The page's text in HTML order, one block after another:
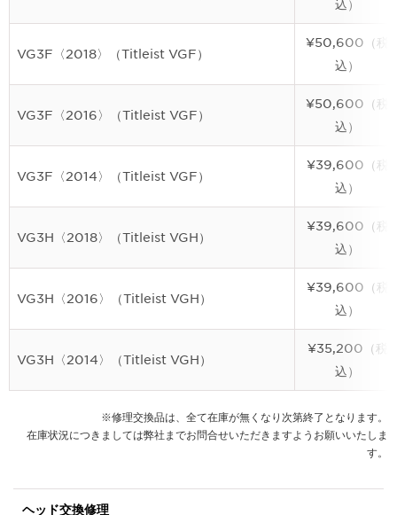
込）
VG3F〈2018〉（Titleist VGF）
¥50,600（税
込）
VG3F〈2016〉（Titleist VGF）
¥50,600（税
込）
VG3F〈2014〉（Titleist VGF）
¥39,600（税
込）
VG3H〈2018〉（Titleist VGH）
¥39,600（税
込）
VG3H〈2016〉（Titleist VGH）
¥39,600（税
込）
VG3H〈2014〉（Titleist VGH）
¥35,200（税
込）
※修理交換品は、全て在庫が無くなり次第終了となります。
在庫状況につきましては弊社までお問合せいただきますようお願いいたしま
す。
ヘッド交換修理